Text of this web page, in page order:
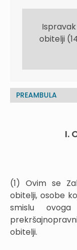
obitelji
PREAMBULA
I.
(1) Ovim se
obitelji, osobe
smislu
obitelji.